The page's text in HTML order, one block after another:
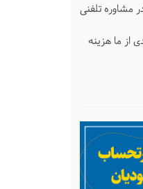
مشاوره تلفنی
از ما هزینه